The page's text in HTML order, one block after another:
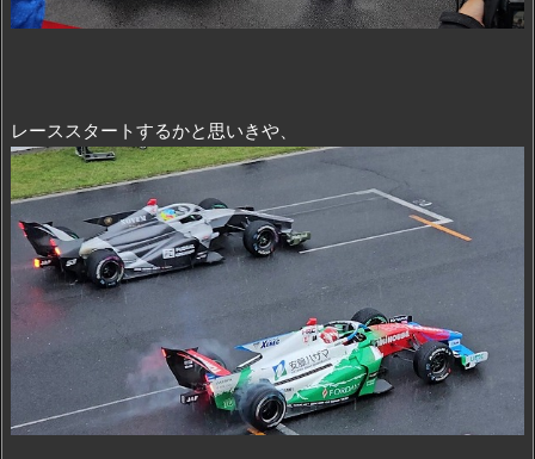
レーススタートするかと思いきや、